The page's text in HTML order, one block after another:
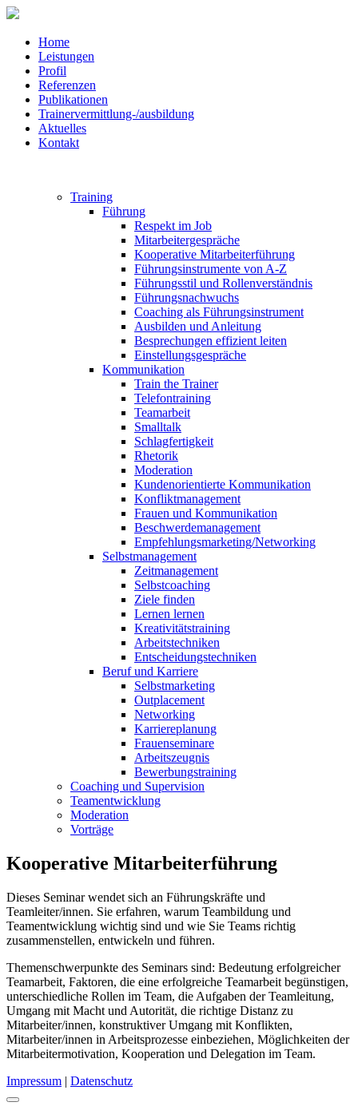
Home
Leistungen
Profil
Referenzen
Publikationen
Trainervermittlung-/ausbildung
Aktuelles
Kontakt
Training
Führung
Respekt im Job
Mitarbeitergespräche
Kooperative Mitarbeiterführung
Führungsinstrumente von A-Z
Führungsstil und Rollenverständnis
Führungsnachwuchs
Coaching als Führungsinstrument
Ausbilden und Anleitung
Besprechungen effizient leiten
Einstellungsgespräche
Kommunikation
Train the Trainer
Telefontraining
Teamarbeit
Smalltalk
Schlagfertigkeit
Rhetorik
Moderation
Kundenorientierte Kommunikation
Konfliktmanagement
Frauen und Kommunikation
Beschwerdemanagement
Empfehlungsmarketing/Networking
Selbstmanagement
Zeitmanagement
Selbstcoaching
Ziele finden
Lernen lernen
Kreativitätstraining
Arbeitstechniken
Entscheidungstechniken
Beruf und Karriere
Selbstmarketing
Outplacement
Networking
Karriereplanung
Frauenseminare
Arbeitszeugnis
Bewerbungstraining
Coaching und Supervision
Teamentwicklung
Moderation
Vorträge
Kooperative Mitarbeiterführung
Dieses Seminar wendet sich an Führungskräfte und
Teamleiter/innen. Sie erfahren, warum Teambildung und
Teamentwicklung wichtig sind und wie Sie Teams richtig
zusammenstellen, entwickeln und führen.
Themenschwerpunkte des Seminars sind: Bedeutung erfolgreicher
Teamarbeit, Faktoren, die eine erfolgreiche Teamarbeit begünstigen,
unterschiedliche Rollen im Team, die Aufgaben der Teamleitung,
Umgang mit Macht und Autorität, die richtige Distanz zu
Mitarbeiter/innen, konstruktiver Umgang mit Konflikten,
Mitarbeiter/innen in Arbeitsprozesse einbeziehen, Möglichkeiten der
Mitarbeitermotivation, Kooperation und Delegation im Team.
Impressum | Datenschutz